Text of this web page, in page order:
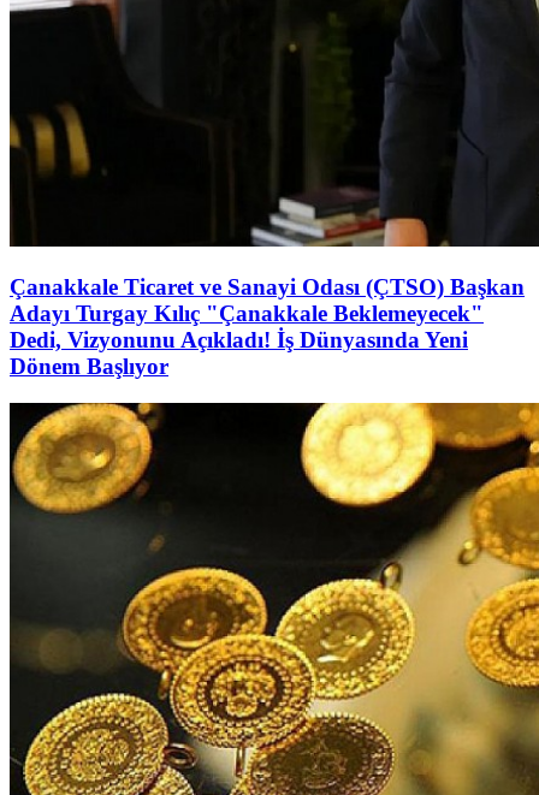
Çanakkale Ticaret ve Sanayi Odası (ÇTSO) Başkan
Adayı Turgay Kılıç "Çanakkale Beklemeyecek"
Dedi, Vizyonunu Açıkladı! İş Dünyasında Yeni
Dönem Başlıyor